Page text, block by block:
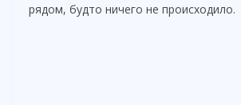
рядом, будто ничего не происходило.